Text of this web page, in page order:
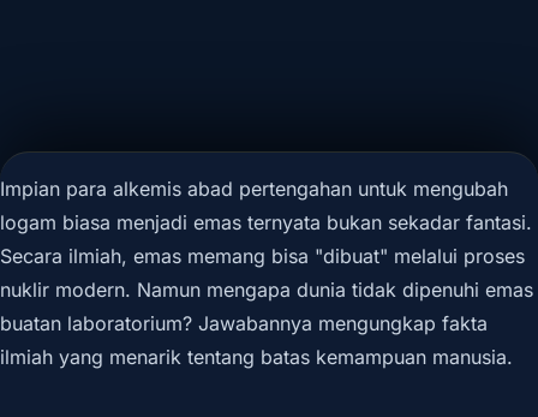
Impian para alkemis abad pertengahan untuk mengubah
logam biasa menjadi emas ternyata bukan sekadar fantasi.
Secara ilmiah, emas memang bisa "dibuat" melalui proses
nuklir modern. Namun mengapa dunia tidak dipenuhi emas
buatan laboratorium? Jawabannya mengungkap fakta
ilmiah yang menarik tentang batas kemampuan manusia.